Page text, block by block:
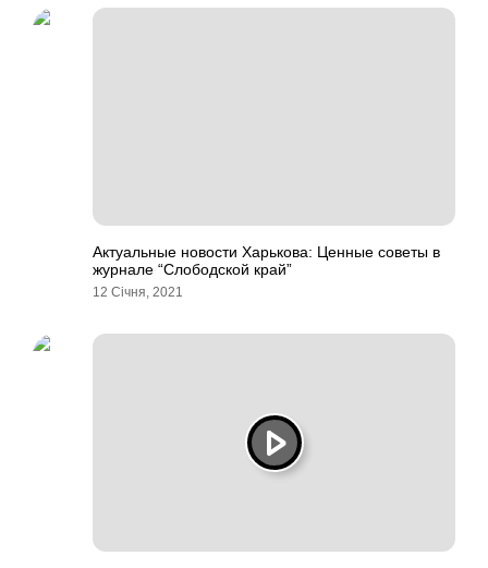
Актуальные новости Харькова: Ценные советы в
журнале “Слободской край”
12 Січня, 2021